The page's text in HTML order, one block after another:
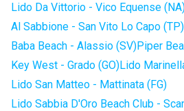
Lido Da Vittorio - Vico Equense
Al Sabbione - San Vito Lo Capo (TP)
Baba Beach - Alassio (SV)Piper
Key West - Grado (GO)Lido
Lido San Matteo - Mattinata (FG)
Lido Sabbia D'Oro Beach Club -